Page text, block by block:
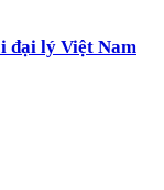
đại lý Việt Nam